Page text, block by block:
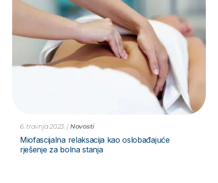
6. travnja 2023. | Novosti
Miofascijalna relaksacija kao oslobađajuće
rješenje za bolna stanja